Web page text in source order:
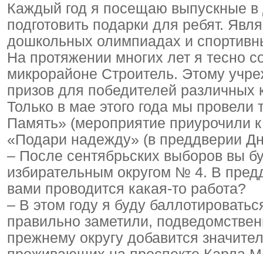
Каждый год я посещаю выпускные
подготовить подарки для ребят.
дошкольных олимпиадах и
На протяжении многих лет я тесно
микрорайоне Строитель. Этому
призов для победителей различных
Только в мае этого года мы
Память» (мероприятие приурочили
«Подари надежду» (в преддверии
– После сентябрьских выборов вы
избирательным округом № 4. В
вами проводится какая-то работа?
– В этом году я буду
правильно заметили,
прежнему округу добавится